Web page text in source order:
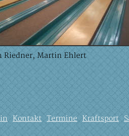
Riedner, Martin Ehlert
Kontakt Termine Kraftsport